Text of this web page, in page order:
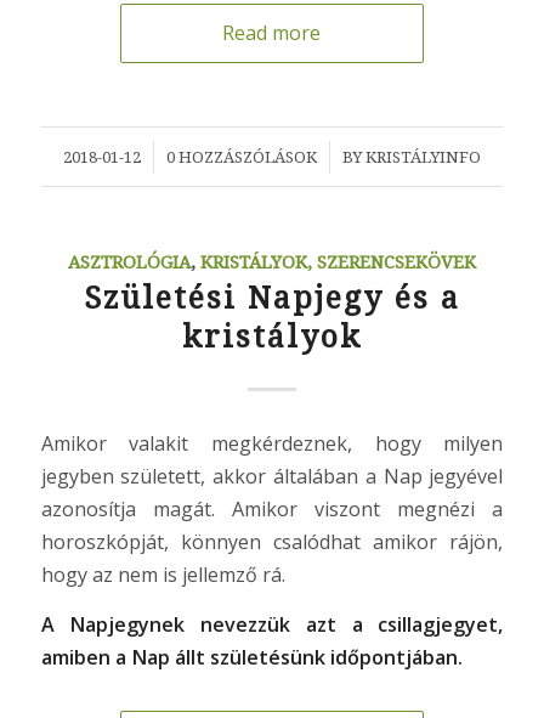
Read more
2018-01-12
/ 0 HOZZÁSZÓLÁSOK
/ BYKRISTÁLYINFO
ASZTROLÓGIA, KRISTÁLYOK, SZERENCSEKÖVEK
Születési Napjegy és a
kristályok
Amikor valakit megkérdeznek, hogy milyen
jegyben született, akkor általában a Nap jegyével
azonosítja magát. Amikor viszont megnézi a
horoszkópját, könnyen csalódhat amikor rájön,
hogy az nem is jellemző rá.
A Napjegynek nevezzük azt a csillagjegyet,
amiben a Nap állt születésünk időpontjában.